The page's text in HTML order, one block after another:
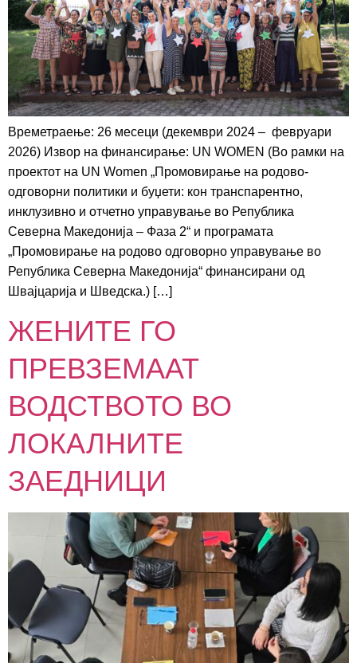
Времетраење: 26 месеци (декември 2024 – февруари
2026) Извор на финансирање: UN WOMEN (Во рамки на
проектот на UN Women „Промовирање на родово-
одговорни политики и буџети: кон транспарентно,
инклузивно и отчетно управување во Република
Северна Македонија – Фаза 2“ и програмата
„Промовирање на родово одговорно управување во
Република Северна Македонија“ финансирани од
Швајцарија и Шведска.) […]
ЖЕНИТЕ ГО
ПРЕВЗЕМААТ
ВОДСТВОТО ВО
ЛОКАЛНИТЕ
ЗАЕДНИЦИ